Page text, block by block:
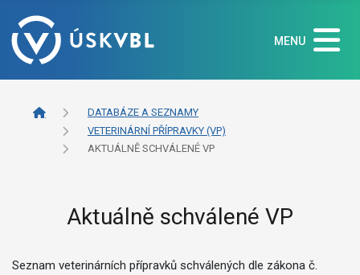
MENU
DATABÁZE A SEZNAMY
VETERINÁRNÍ PŘÍPRAVKY (VP)
AKTUÁLNĚ SCHVÁLENÉ VP
Aktuálně schválené VP
Seznam veterinárních přípravků schválených dle zákona č.